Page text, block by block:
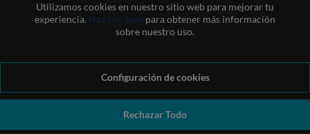
Utilizamos cookies en nuestro sitio web para mejorar tu
experiencia. Haz clic aquí para obtener más información
sobre nuestro uso.
Configuración de cookies
Rechazar Todo
Condiciones generales de venta
Condiciones de uso del sitio web
Política de privacidad y cookies
Política de calidad
Política medioambiental
Política REACH
Declaración sobre la esclavitud moderna